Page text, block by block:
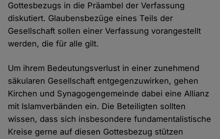
Gottesbezugs in die Präambel der Verfassung
diskutiert. Glaubensbezüge eines Teils der
Gesellschaft sollen einer Verfassung vorangestellt
werden, die für alle gilt.
Um ihrem Bedeutungsverlust in einer zunehmend
säkularen Gesellschaft entgegenzuwirken, gehen
Kirchen und Synagogengemeinde dabei eine Allianz
mit Islamverbänden ein. Die Beteiligten sollten
wissen, dass sich insbesondere fundamentalistische
Kreise gerne auf diesen Gottesbezug stützen